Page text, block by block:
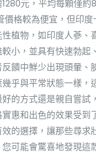
元，平均每顆僅
價格較為便宜，但印
植物，如印度人蔘
小，並具有快速勃
饋中鮮少出現頭暈
乎與平常狀態一樣
的方式還是親自嘗
惠和出色的效果受
的選擇，讓那些尋求
可能會驚喜地發現這